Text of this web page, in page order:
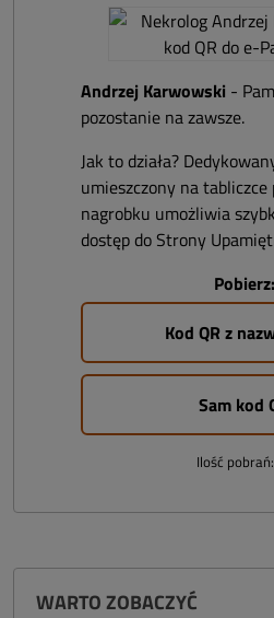
Andrzej Karwowski -
pozostanie na zawsze.
Jak to działa?
umieszczony na
nagrobku umożliwia
dostęp do Strony
Pobierz:
Kod QR z
Sam kod
Ilość pobrań:
WARTO ZOBACZYĆ